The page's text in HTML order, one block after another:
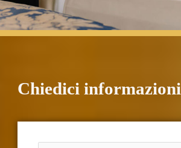
Chiedici informazioni